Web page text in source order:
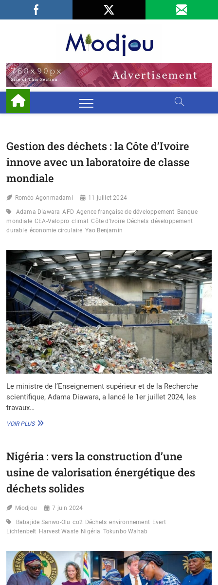
Facebook
LinkedIn
Gestion des déchets : la Côte d’Ivoire
innove avec un laboratoire de classe
mondiale
Roméo Agonmadami 11 juillet 2024
Adama Diawara AFD Agence française de développement Banque
mondiale CEA-Valopro climat Côte d'Ivoire Déchets développement
durable économie circulaire Yao Benjamin
Le ministre de l’Enseignement supérieur et de la Recherche
scientifique, Adama Diawara, a lancé le 1er juillet 2024, les
travaux…
VOIR PLUSGESTION
LA
D’IVOIRE
AVEC
LABORATOIRE
MONDIALE
Nigéria : vers la construction d’une
usine de valorisation énergétique des
déchets solides
Miodjou 7 juin 2024
Babajide Sanwo-Olu co2 Déchets environnement Evert
Lichtenbelt Harvest Waste Nigéria Tokunbo Wahab